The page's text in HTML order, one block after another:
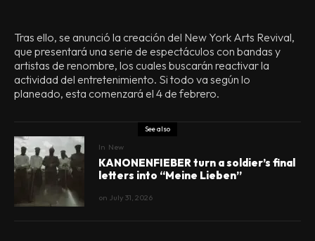
Tras ello, se anunció la creación del New York Arts Revival,
que presentará una serie de espectáculos con bandas y
artistas de renombre, los cuales buscarán reactivar la
actividad del entretenimiento. Si todo va según lo
planeado, esta comenzará el 4 de febrero.
See also
In New
KANONENFIEBER turn a soldier’s final
letters into “Meine Lieben”
on July 31, 2026